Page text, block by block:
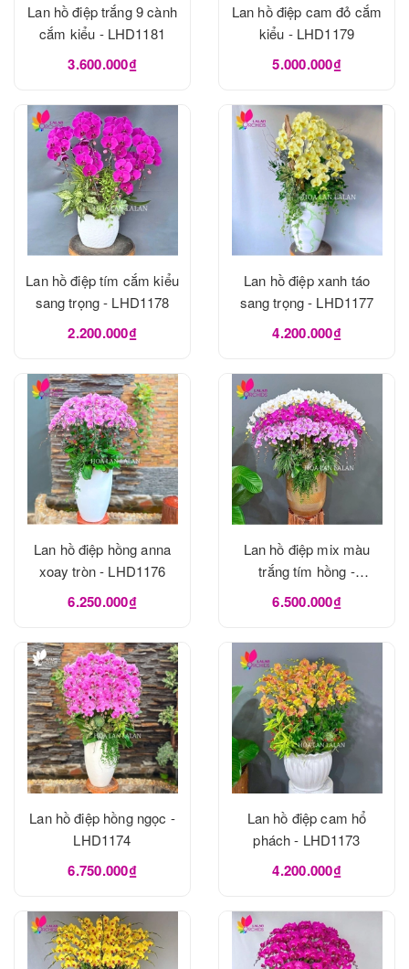
Lan hồ điệp trắng 9 cành
cắm kiểu - LHD1181
3.600.000₫
Lan hồ điệp cam đỏ cắm
kiểu - LHD1179
5.000.000₫
Lan hồ điệp tím cắm kiểu
sang trọng - LHD1178
2.200.000₫
Lan hồ điệp xanh táo
sang trọng - LHD1177
4.200.000₫
Lan hồ điệp hồng anna
xoay tròn - LHD1176
6.250.000₫
Lan hồ điệp mix màu
trắng tím hồng -
LHD1175
6.500.000₫
Lan hồ điệp hồng ngọc -
LHD1174
6.750.000₫
Lan hồ điệp cam hổ
phách - LHD1173
4.200.000₫